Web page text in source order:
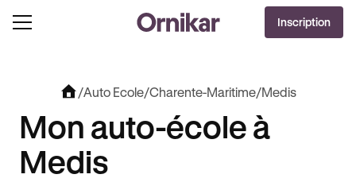
OFFRE EXCLUSIVE
JUSQU’À 170€ OFFERTS AVEC REVOLUT +
J'EN PROFITE !
Inscription
/Auto Ecole/Charente-Maritime/Medis
Mon auto-école à
Medis